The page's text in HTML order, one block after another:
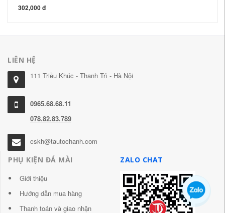
302,000 đ
LIÊN HỆ
111 Triều Khúc - Thanh Trì - Hà Nội
0965.68.68.11
078.82.83.789
cskh@tautochanh.com
PHỤ KIỆN ĐÁ MÀI
Giới thiệu
Hướng dẫn mua hàng
Thanh toán và giao nhận
ZALO CHAT